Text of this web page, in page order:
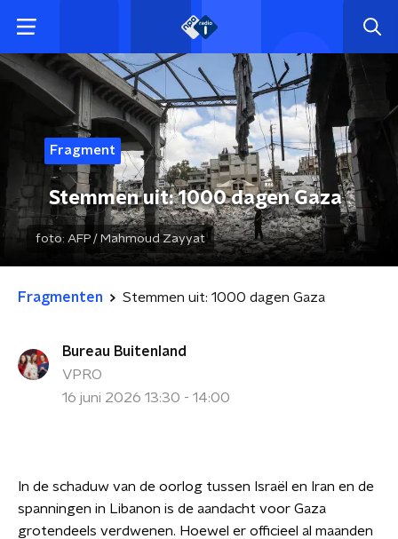
Fragment
Stemmen uit: 1000 dagen Gaza
foto: AFP / Mahmoud Zayyat
Fragmenten Stemmen uit: 1000 dagen Gaza
Bureau Buitenland
VPRO
16 juni 2026 13:30 - 14:00
In de schaduw van de oorlog tussen Israël en Iran en de
spanningen in Libanon is de aandacht voor Gaza
grotendeels verdwenen. Hoewel er officieel al maanden